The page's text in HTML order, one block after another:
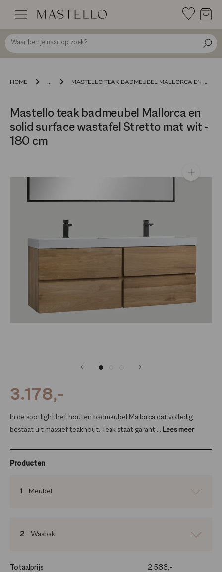
inhoud
HOME ... MASTELLO TEAK BADMEUBEL MALLORCA EN SOLID SURFACE WASTAFEL STRETTO MAT WIT - 180 CM
Mastello teak badmeubel Mallorca en
solid surface wastafel Stretto mat wit -
180 cm
3.178,-
In de spotlight het houten badmeubel Mallorca dat volledig
bestaat uit massief teakhout. Teak staat garant ... Lees meer
Producten
1 Meubel
2 Wasbak
Totaalprijs 2.588,-